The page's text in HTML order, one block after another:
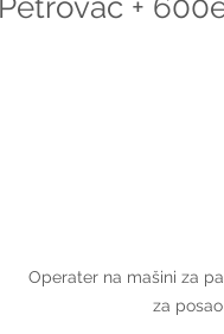
+
Operater na mašini za
za posao